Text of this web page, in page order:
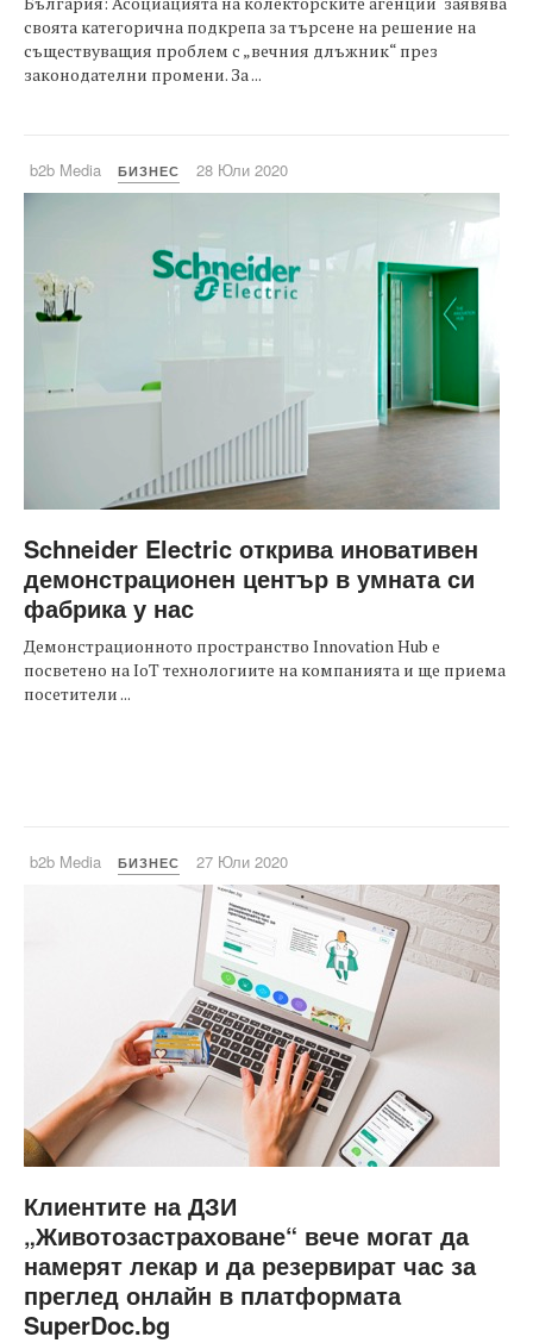
своята категорична подкрепа за търсене на решение на
съществуващия проблем с „вечния длъжник“ през
законодателни промени. За ...
b2b Media БИЗНЕС 28 Юли 2020
Schneider Electric открива иновативен
демонстрационен център в умната си
фабрика у нас
Демонстрационното пространство Innovation Hub е
посветено на IoT технологиите на компанията и ще приема
посетители ...
b2b Media БИЗНЕС 27 Юли 2020
Клиентите на ДЗИ
„Животозастраховане“ вече могат да
намерят лекар и да резервират час за
преглед онлайн в платформата
SuperDoc.bg